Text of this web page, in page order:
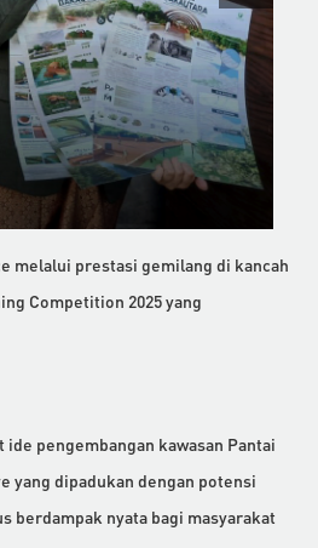
melalui prestasi gemilang di kancah
Competition 2025 yang
pengembangan kawasan Pantai
yang dipadukan dengan potensi
berdampak nyata bagi masyarakat